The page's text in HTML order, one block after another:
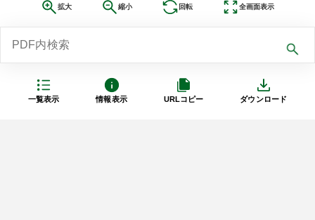
一覧表示 情報表示 URLコピー ダウンロード
拡大 縮小 回転 全画面表示